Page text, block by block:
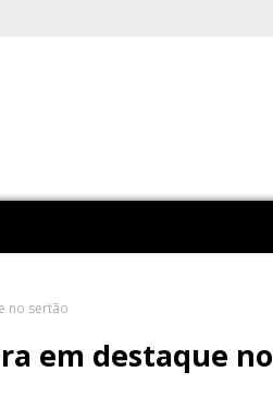
no sertão
em destaque no